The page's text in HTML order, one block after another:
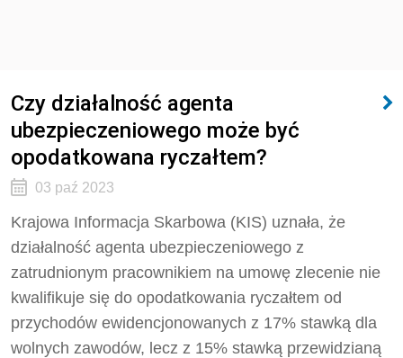
Czy działalność agenta
ubezpieczeniowego może być
opodatkowana ryczałtem?
03 paź 2023
Krajowa Informacja Skarbowa (KIS) uznała, że
działalność agenta ubezpieczeniowego z
zatrudnionym pracownikiem na umowę zlecenie nie
kwalifikuje się do opodatkowania ryczałtem od
przychodów ewidencjonowanych z 17% stawką dla
wolnych zawodów, lecz z 15% stawką przewidzianą